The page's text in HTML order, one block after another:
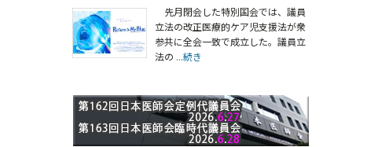
先月閉会した特別国会では、議員
立法の改正医療的ケア児支援法が衆
参共に全会一致で成立した。議員立
法の ...続き